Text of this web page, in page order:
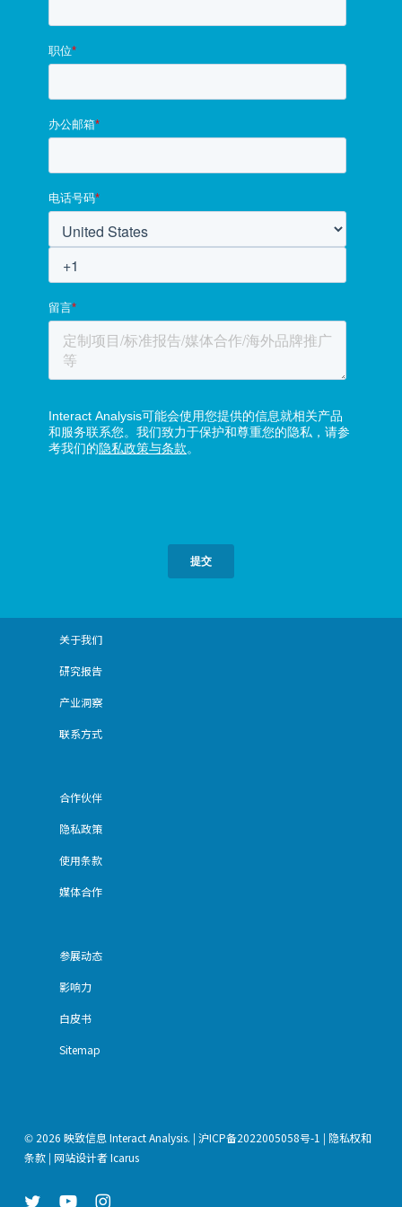
关于我们
研究报告
产业洞察
联系方式
合作伙伴
隐私政策
使用条款
媒体合作
参展动态
影响力
白皮书
Sitemap
© 2026 映致信息 Interact Analysis. | 沪ICP备2022005058号-1 | 隐私权和
条款| 网站设计者Icarus
twitteryoutubeinstagram